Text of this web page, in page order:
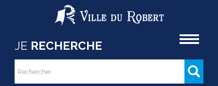
Aller au contenu principal
JE RECHERCHE
Formulaire de recherche
Rechercher